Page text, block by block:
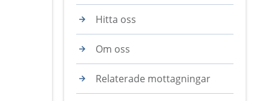
Hitta oss
Om oss
Relaterade mottagningar